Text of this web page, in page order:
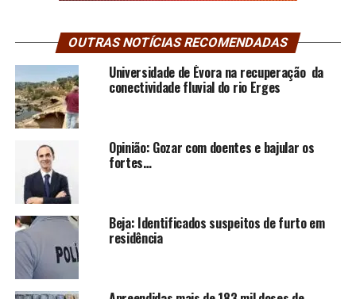
OUTRAS NOTÍCIAS RECOMENDADAS
Universidade de Évora na recuperação da
conectividade fluvial do rio Erges
Opinião: Gozar com doentes e bajular os
fortes…
Beja: Identificados suspeitos de furto em
residência